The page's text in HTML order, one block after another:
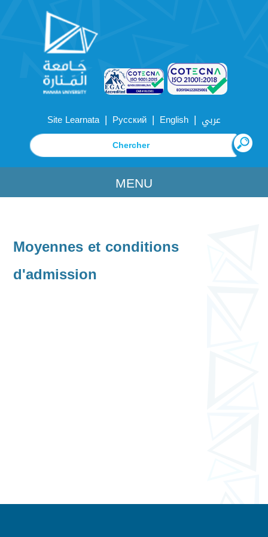
Site Learnata | Русский | English | عربي
MENU
Moyennes et conditions
d'admission